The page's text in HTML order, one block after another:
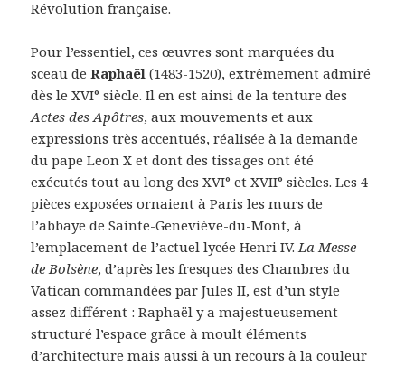
Révolution française.
Pour l’essentiel, ces œuvres sont marquées du
sceau deRaphaël (1483-1520), extrêmement admiré
dès le XVI° siècle. Il en est ainsi de la tenture des
Actes des Apôtres, aux mouvements et aux
expressions très accentués, réalisée à la demande
du pape Leon X et dont des tissages ont été
exécutés tout au long des XVI° et XVII° siècles. Les 4
pièces exposées ornaient à Paris les murs de
l’abbaye de Sainte-Geneviève-du-Mont, à
l’emplacement de l’actuel lycée Henri IV.La Messe
de Bolsène, d’après les fresques des Chambres du
Vatican commandées par Jules II, est d’un style
assez différent : Raphaël y a majestueusement
structuré l’espace grâce à moult éléments
d’architecture mais aussi à un recours à la couleur